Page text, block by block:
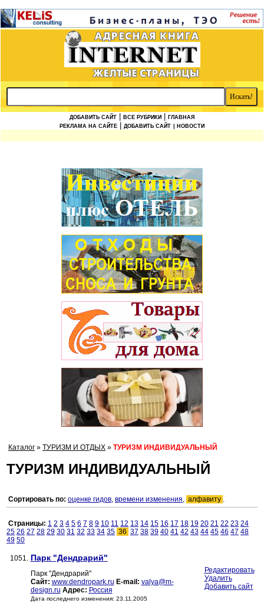
ДОБАВИТЬ САЙТ ВСЕ РУБРИКИ
ГЛАВНАЯ
РЕКЛАМА НА САЙТЕ
ДОБАВИТЬ САЙТ | НОВОСТИ
Каталог » ТУРИЗМ И ОТДЫХ » ТУРИЗМ ИНДИВИДУАЛЬНЫЙ
ТУРИЗМ ИНДИВИДУАЛЬНЫЙ
Сортировать по: оценке гидов, времени изменения, алфавиту .
Страницы: 1 2 3 4 5 6 7 8 9 10 11 12 13 14 15 16 17 18 19 20 21 22 23 24
25 26 27 28 29 30 31 32 33 34 35 36 37 38 39 40 41 42 43 44 45 46 47 48
49 50
1051. Парк "Дендрарий"
Парк "Дендрарий"
Сайт: www.dendropark.ru E-mail: valya@m-
design.ru Адрес: Россия
Дата последнего изменения: 23.11.2005
Редактировать
Удалить
Добавить сайт